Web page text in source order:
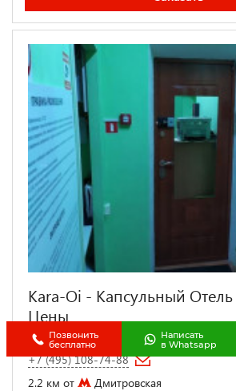
Kara-Oi - Капсульный
Цены
ХОСТЕЛЫ
+7 (495) 108-74-88
2.2 км от
Дмитровская
Позвонить
бесплатно
Написать
в Whatsapp